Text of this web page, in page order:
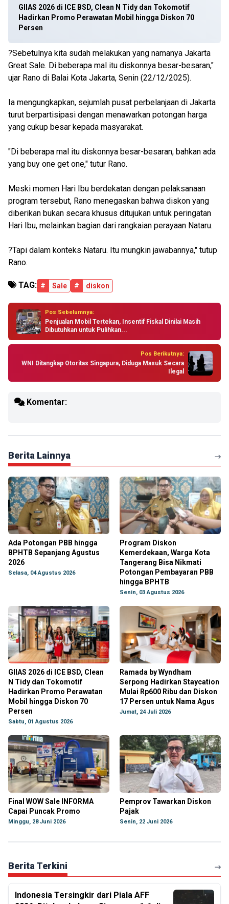
GIIAS 2026 di ICE BSD, Clean N Tidy dan Tokomotif
Hadirkan Promo Perawatan Mobil hingga Diskon 70
Persen
?Sebetulnya kita sudah melakukan yang namanya Jakarta
Great Sale. Di beberapa mal itu diskonnya besar-besaran,"
ujar Rano di Balai Kota Jakarta, Senin (22/12/2025).
Ia mengungkapkan, sejumlah pusat perbelanjaan di Jakarta
turut berpartisipasi dengan menawarkan potongan harga
yang cukup besar kepada masyarakat.
"Di beberapa mal itu diskonnya besar-besaran, bahkan ada
yang buy one get one," tutur Rano.
Meski momen Hari Ibu berdekatan dengan pelaksanaan
program tersebut, Rano menegaskan bahwa diskon yang
diberikan bukan secara khusus ditujukan untuk peringatan
Hari Ibu, melainkan bagian dari rangkaian perayaan Nataru.
?Tapi dalam konteks Nataru. Itu mungkin jawabannya," tutup
Rano.
TAG: # Sale # diskon
Pos Sebelumnya:
Penjualan Mobil Tertekan, Insentif Fiskal Dinilai Masih
Dibutuhkan untuk Pulihkan...
Pos Berikutnya:
WNI Ditangkap Otoritas Singapura, Diduga Masuk Secara
Ilegal
Komentar:
Berita Lainnya
Ada Potongan PBB hingga
BPHTB Sepanjang Agustus
2026
Selasa, 04 Agustus 2026
Program Diskon
Kemerdekaan, Warga Kota
Tangerang Bisa Nikmati
Potongan Pembayaran PBB
hingga BPHTB
Senin, 03 Agustus 2026
GIIAS 2026 di ICE BSD, Clean
N Tidy dan Tokomotif
Hadirkan Promo Perawatan
Mobil hingga Diskon 70
Persen
Sabtu, 01 Agustus 2026
Ramada by Wyndham
Serpong Hadirkan Staycation
Mulai Rp600 Ribu dan Diskon
17 Persen untuk Nama Agus
Jumat, 24 Juli 2026
Final WOW Sale INFORMA
Capai Puncak Promo
Minggu, 28 Juni 2026
Pemprov Tawarkan Diskon
Pajak
Senin, 22 Juni 2026
Berita Terkini
Indonesia Tersingkir dari Piala AFF